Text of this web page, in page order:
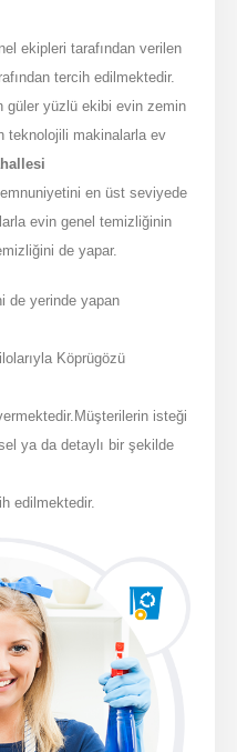
ekipleri tarafından verilen
tercih edilmektedir.
güler yüzlü ekibi evin zemin
teknolojili makinalarla ev
en üst seviyede
evin genel temizliğinin
de yapar.
de yerinde yapan
Köprügözü
isteği
ya da detaylı bir şekilde
edilmektedir.